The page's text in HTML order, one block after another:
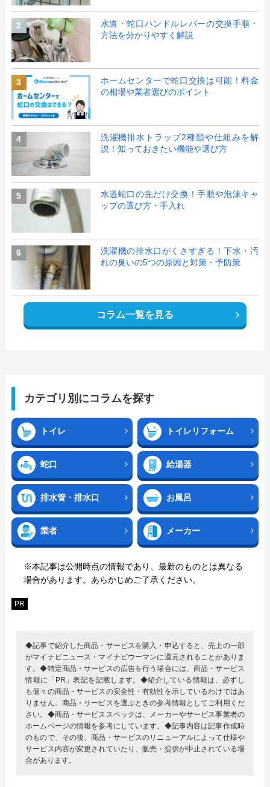
2
水道・蛇口ハンドルレバーの交換手順・
方法を分かりやすく解説
3
ホームセンターで蛇口交換は可能！料金
の相場や業者選びのポイント
4
洗濯機排水トラップ2種類や仕組みを解
説！知っておきたい機能や選び方
5
水道蛇口の先だけ交換！手順や泡沫キャ
ップの選び方・手入れ
6
洗濯機の排水口がくさすぎる！下水・汚
れの臭いの5つの原因と対策・予防策
コラム一覧を見る
カテゴリ別にコラムを探す
トイレ トイレリフォーム
蛇口 給湯器
排水管・排水口 お風呂
業者 メーカー
※本記事は公開時点の情報であり、最新のものとは異なる
場合があります。あらかじめご了承ください。
PR
◆記事で紹介した商品・サービスを購入・申込すると、売上の一部
がマイナビニュース・マイナビウーマンに還元されることがありま
す。◆特定商品・サービスの広告を行う場合には、商品・サービス
情報に「PR」表記を記載します。◆紹介している情報は、必ずし
も個々の商品・サービスの安全性・有効性を示しているわけではあ
りません。商品・サービスを選ぶときの参考情報としてご利用くだ
さい。◆商品・サービススペックは、メーカーやサービス事業者の
ホームページの情報を参考にしています。◆記事内容は記事作成時
のもので、その後、商品・サービスのリニューアルによって仕様や
サービス内容が変更されていたり、販売・提供が中止されている場
合があります。